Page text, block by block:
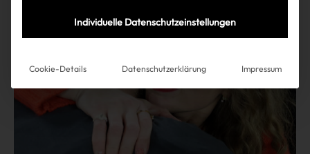
Individuelle Datenschutzeinstellungen
Cookie-Details Datenschutzerklärung Impressum